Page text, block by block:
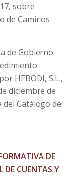
sobre
de Caminos
de Gobierno
HEBODI, S.L.,
diciembre de
Catálogo de
DE
DE CUENTAS Y